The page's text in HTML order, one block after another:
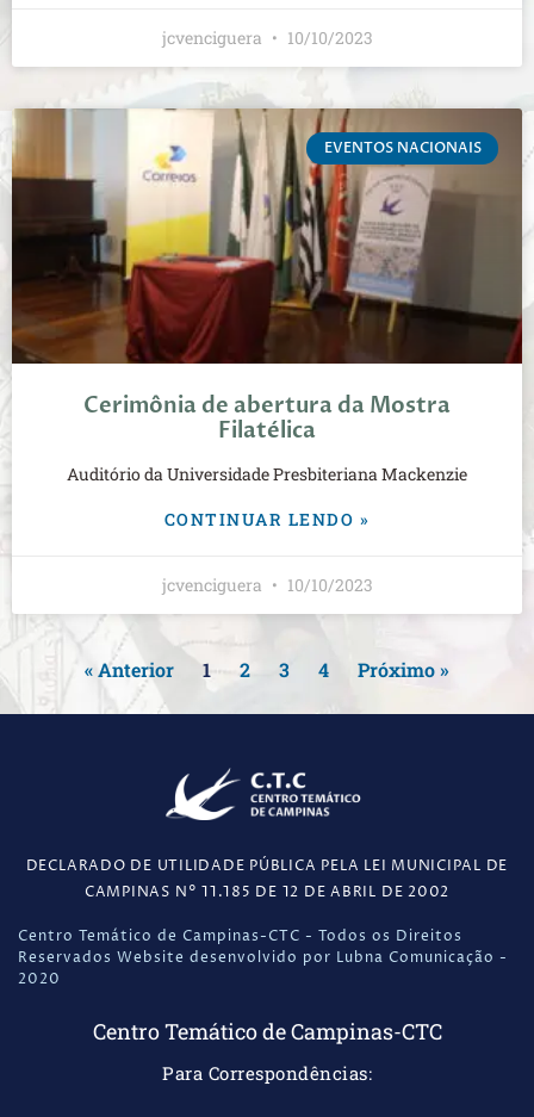
jcvenciguera 10/10/2023
EVENTOS NACIONAIS
Cerimônia de abertura da Mostra
Filatélica
Auditório da Universidade Presbiteriana Mackenzie
CONTINUAR LENDO »
jcvenciguera 10/10/2023
« Anterior 1 2 3 4 Próximo »
DECLARADO DE UTILIDADE PÚBLICA PELA LEI MUNICIPAL DE
CAMPINAS N° 11.185 DE 12 DE ABRIL DE 2002
Centro Temático de Campinas-CTC - Todos os Direitos
Reservados Website desenvolvido por Lubna Comunicação -
2020
Centro Temático de Campinas-CTC
Para Correspondências: